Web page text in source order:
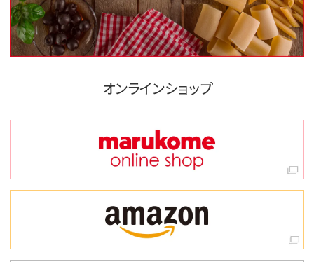
オンラインショップ